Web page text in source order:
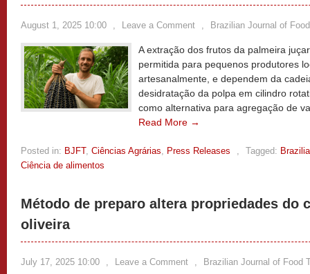
August 1, 2025 10:00 , Leave a Comment , Brazilian Journal of
A extração dos frutos da palmeira
permitida para pequenos produtores
artesanalmente, e dependem da
desidratação da polpa em cilindro
como alternativa para agregação de
Read More →
Posted in: BJFT, Ciências Agrárias, Press Releases , Tagged:
Ciência de alimentos
Método de preparo altera propriedades do
oliveira
July 17, 2025 10:00 , Leave a Comment , Brazilian Journal of Food